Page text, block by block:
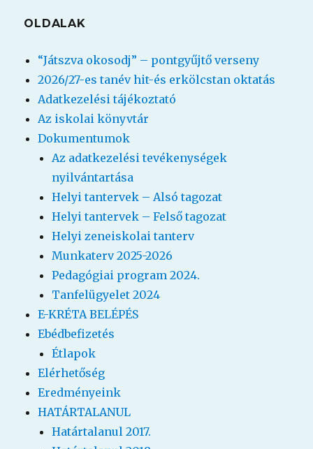
OLDALAK
“Játszva okosodj” – pontgyűjtő verseny
2026/27-es tanév hit-és erkölcstan oktatás
Adatkezelési tájékoztató
Az iskolai könyvtár
Dokumentumok
Az adatkezelési tevékenységek
nyilvántartása
Helyi tantervek – Alsó tagozat
Helyi tantervek – Felső tagozat
Helyi zeneiskolai tanterv
Munkaterv 2025-2026
Pedagógiai program 2024.
Tanfelügyelet 2024
E-KRÉTA BELÉPÉS
Ebédbefizetés
Étlapok
Elérhetőség
Eredményeink
HATÁRTALANUL
Határtalanul 2017.